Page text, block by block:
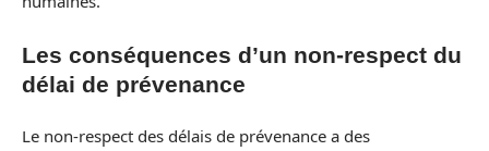
Les conséquences d’un non-respect du
délai de prévenance
Le non-respect des délais de prévenance a des